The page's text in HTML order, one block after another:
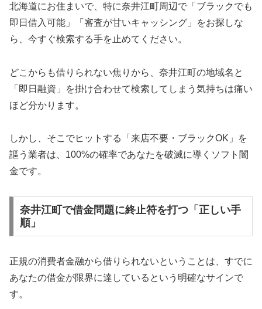
北海道にお住まいで、特に奈井江町周辺で「ブラックでも
即日借入可能」「審査が甘いキャッシング」をお探しな
ら、今すぐ検索する手を止めてください。
どこからも借りられない焦りから、奈井江町の地域名と
「即日融資」を掛け合わせて検索してしまう気持ちは痛い
ほど分かります。
しかし、そこでヒットする「来店不要・ブラックOK」を
謳う業者は、100%の確率であなたを破滅に導くソフト闇
金です。
奈井江町で借金問題に終止符を打つ「正しい手
順」
正規の消費者金融から借りられないということは、すでに
あなたの借金が限界に達しているという明確なサインで
す。